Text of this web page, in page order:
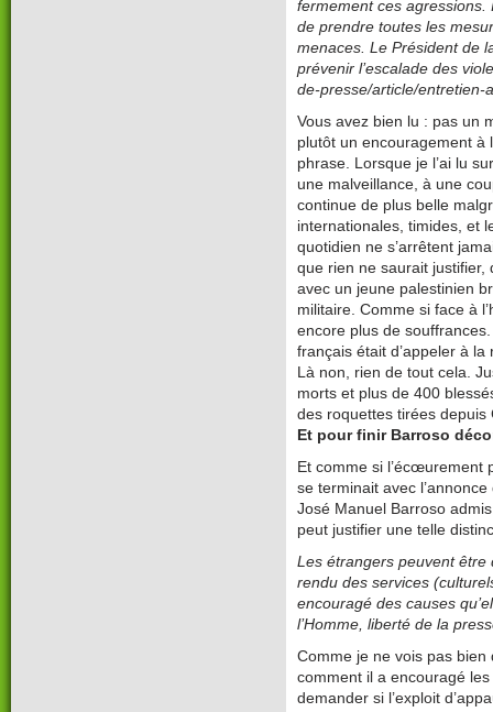
fermement ces
de prendre toutes les
menaces. Le Président de
prévenir l’escalade des
de-presse/article/entretien-
Vous avez bien lu : pas un
plutôt un encouragement à
phrase. Lorsque je l’ai lu
une malveillance, à une
continue de plus belle
internationales, timides, et
quotidien ne s’arrêtent
que rien ne saurait justifier,
avec un jeune palestinien
militaire. Comme si face à
encore plus de
français était d’appeler à
Là non, rien de tout cela.
morts et plus de 400
des roquettes tirées
Et pour finir Barroso
Et comme si l’écœurement
se terminait avec
José Manuel Barroso
peut justifier une telle
Les étrangers peuvent être
rendu des services
encouragé des causes
l’Homme, liberté de la
Comme je ne vois pas
comment il a encouragé les
demander si l’exploit